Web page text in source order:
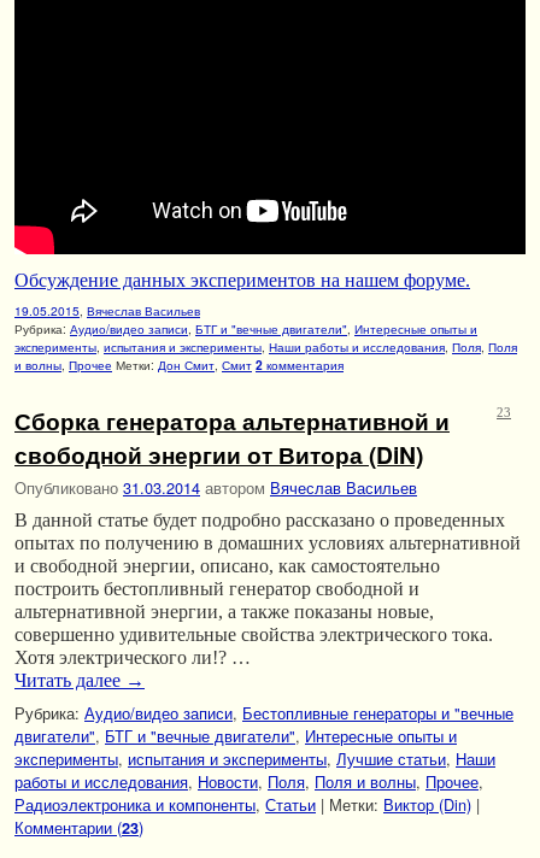
Обсуждение данных экспериментов на нашем форуме.
19.05.2015, Вячеслав Васильев
Рубрика: Аудио/видео записи, БТГ и "вечные двигатели", Интересные опыты и
эксперименты, испытания и эксперименты, Наши работы и исследования, Поля, Поля
и волны, Прочее Метки: Дон Смит, Смит 2 комментария
Сборка генератора альтернативной и
свободной энергии от Витора (DiN)
Опубликовано 31.03.2014 автором Вячеслав Васильев
23
В данной статье будет подробно рассказано о проведенных
опытах по получению в домашних условиях альтернативной
и свободной энергии, описано, как самостоятельно
построить бестопливный генератор свободной и
альтернативной энергии, а также показаны новые,
совершенно удивительные свойства электрического тока.
Хотя электрического ли!? …
Читать далее →
Рубрика: Аудио/видео записи, Бестопливные генераторы и "вечные
двигатели", БТГ и "вечные двигатели", Интересные опыты и
эксперименты, испытания и эксперименты, Лучшие статьи, Наши
работы и исследования, Новости, Поля, Поля и волны, Прочее,
Радиоэлектроника и компоненты, Статьи | Метки: Виктор (Din) |
Комментарии (23)